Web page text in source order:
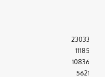
23033
11185
10836
5621